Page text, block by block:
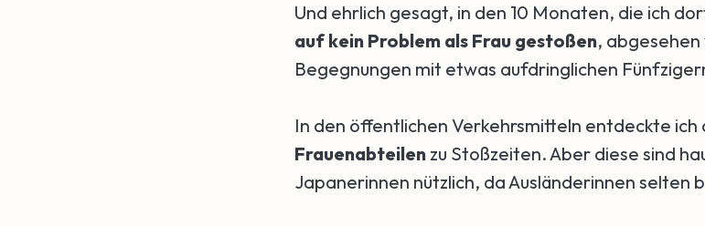
Und ehrlich gesagt, in den 10 Monaten, die ich
auf kein Problem als Frau gestoßen,
Begegnungen mit etwas aufdringlichen
In den öffentlichen Verkehrsmitteln entdeckte ich
Frauenabteilen zu Stoßzeiten. Aber diese sind
Japanerinnen nützlich, da Ausländerinnen selten